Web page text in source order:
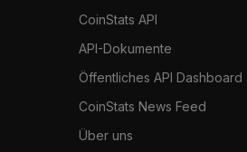
CoinStats API
API-Dokumente
Öffentliches API Dashboard
CoinStats News Feed
Über uns